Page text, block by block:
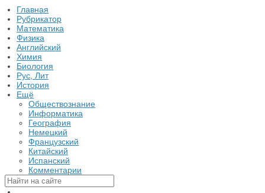
Главная
Рубрикатор
Математика
Физика
Английский
Химия
Биология
Рус, Лит
История
Ещё
Обществознание
Информатика
География
Немецкий
Французский
Китайский
Испанский
Комментарии